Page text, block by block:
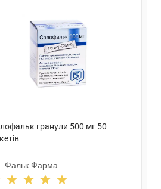
гранули 500 мг 50
Фальк Фарма